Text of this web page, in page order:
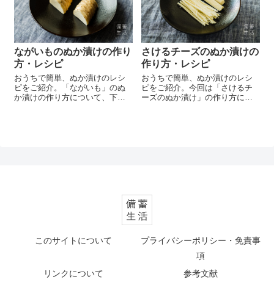
ながいものぬか漬けの作り
方・レシピ
おうちで簡単、ぬか漬けのレシ
ピをご紹介。「ながいも」のぬ
か漬けの作り方について、下処
さけるチーズのぬか漬けの
作り方・レシピ
おうちで簡単、ぬか漬けのレシ
ピをご紹介。今回は「さけるチ
ーズのぬか漬け」の作り方につ
このサイトについて
プライバシーポリシー・免責事
項
リンクについて
参考文献